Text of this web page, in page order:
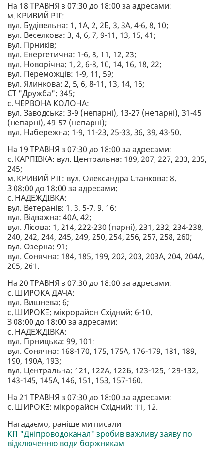
На 18 ТРАВНЯ з 07:30 до 18:00 за адресами:
м. КРИВИЙ РІГ:
вул. Будівельна: 1, 1А, 2, 2Б, 3, 3А, 4-6, 8, 10;
вул. Веселкова: 3, 4, 6, 7, 9-11, 13, 15, 41;
вул. Гірників;
вул. Енергетична: 1-6, 8, 11, 12, 23;
вул. Новорічна: 1, 2, 6-8, 10, 14, 16, 18, 22;
вул. Переможців: 1-9, 11, 59;
вул. Ялинкова: 2, 5, 6, 8-11, 13, 14, 16;
СТ "Дружба": 345;
с. ЧЕРВОНА КОЛОНА:
вул. Заводська: 3-9 (непарні), 13-27 (непарні), 31-45
(непарні), 49-57 (непарні);
вул. Набережна: 1-9, 11-23, 25-33, 36, 39, 43-50.
На 19 ТРАВНЯ з 07:30 до 18:00 за адресами:
с. КАРПІВКА: вул. Центральна: 189, 207, 227, 233, 235,
245;
м. КРИВИЙ РІГ: вул. Олександра Станкова: 8.
З 08:00 до 18:00 за адресами:
с. НАДЕЖДІВКА:
вул. Ветеранів: 1, 3, 5-7, 9, 16;
вул. Відважна: 40А, 42;
вул. Лісова: 1, 214, 222-230 (парні), 231, 232, 234-238,
240, 242, 244, 245, 249, 250, 254, 256, 257, 258, 260;
вул. Озерна: 91;
вул. Сонячна: 184, 185, 199, 202, 203, 203А, 204, 204А,
205, 261.
На 20 ТРАВНЯ з 07:30 до 18:00 за адресами:
с. ШИРОКА ДАЧА:
вул. Вишнева: 6;
с. ШИРОКЕ: мікрорайон Східний: 6-10.
З 08:00 до 18:00 за адресами:
с. НАДЕЖДІВКА:
вул. Гірницька: 99, 101;
вул. Сонячна: 168-170, 175, 175А, 176-179, 181, 189,
190, 190А, 193;
вул. Центральна: 121, 122А, 122Б, 123-125, 129-132,
143-145, 145А, 146, 151, 153, 157-160.
На 21 ТРАВНЯ з 07:30 до 18:00 за адресами:
с. ШИРОКЕ: мікрорайон Східний: 11, 12.
Нагадаємо, раніше ми писали
КП "Дніпроводоканал" зробив важливу заяву по
відключенню води боржникам